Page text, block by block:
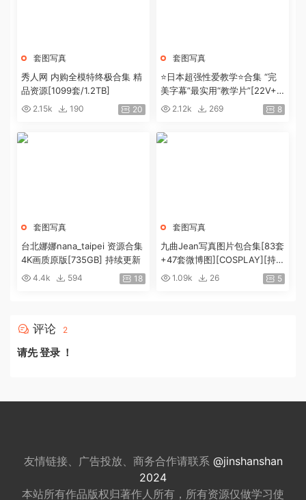
套图写真
秀人网 内购全模特终极合集 精
品资源[1099套/1.2TB]
2.15k 190 20
套图写真
⭐日本超强性爱教学⭐合集 “完
美字幕”最实用“教学片”[22V+4.
9G]2.12k 269 8
套图写真
台北娜娜nana_taipei 资源合集
4K画质原版[735GB] 持续更新
4.4k 594 18
套图写真
九曲Jean写真图片包合集[83套
+47套微博图][COSPLAY][持续
更新]1.09k 26 5
评论 2
请先登录 ！
友情链接、广告投放、商务合作请联系 @jinshanshan
2024
本站所有作品版权归著作人所有，所有资源仅做学习使